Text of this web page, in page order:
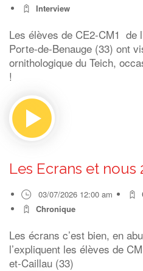
Interview
Les élèves de CE2-CM1 de
Porte-de-Benauge (33) ont
ornithologique du Teich,
!
Les Ecrans et nous
03/07/2026 12:00 am
Chronique
Les écrans c’est bien, en
l’expliquent les élèves de
et-Caillau (33)